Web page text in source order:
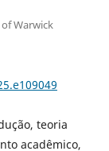
Warwick
teoria
acadêmico,